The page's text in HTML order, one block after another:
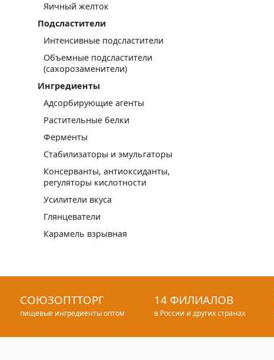
Яичный желток
Подсластители
Интенсивные подсластители
Объемные подсластители
(сахорозаменители)
Ингредиенты
Адсорбирующие агенты
Растительные белки
Ферменты
Стабилизаторы и эмульгаторы
Консерванты, антиоксиданты,
регуляторы кислотности
Усилители вкуса
Глянцеватели
Карамель взрывная
СОЮЗОПТТОРГ
пищевые ингредиенты оптом
14 ФИЛИАЛОВ
в России и других странах